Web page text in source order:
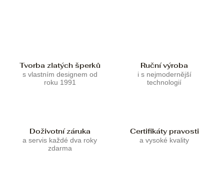
Tvorba zlatých šperků
s vlastním designem od
roku 1991
Ruční výroba
i s nejmodernější
technologií
Doživotní záruka
a servis každé dva roky
zdarma
Certifikáty pravosti
a vysoké kvality